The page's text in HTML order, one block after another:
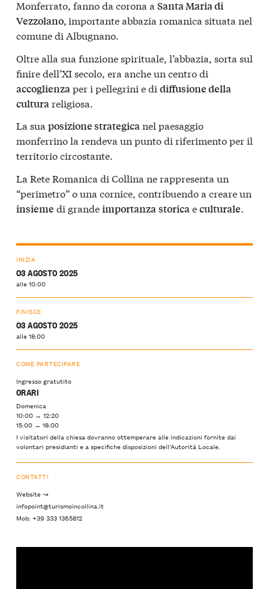
Monferrato, fanno da corona a Santa Maria di
Vezzolano,importante abbazia romanica situata nel
comune di Albugnano.
Oltre alla sua funzione spirituale, l’abbazia, sorta sul
finire dell’XI secolo, era anche un centro di
accoglienza per i pellegrini e di diffusione della
cultura religiosa.
La sua posizione strategicanel paesaggio
monferrino la rendeva un punto di riferimento per il
territorio circostante.
La Rete Romanica di Collina ne rappresenta un
“perimetro” o una cornice, contribuendo a creare un
insieme di grandeimportanzastoricaeculturale.
INIZIA
03 AGOSTO 2025
alle 10:00
FINISCE
03 AGOSTO 2025
alle 18:00
COME PARTECIPARE
Ingresso gratutito
ORARI
Domenica
10:00 → 12:20
15:00 → 18:00
I visitatori della chiesa dovranno ottemperare alle indicazioni fornite dai
volontari presidianti e a specifiche disposizioni dell’Autorità Locale.
CONTATTI
Website ↝
infopoint@turismoincollina.it
Mob: +39 333 1365812